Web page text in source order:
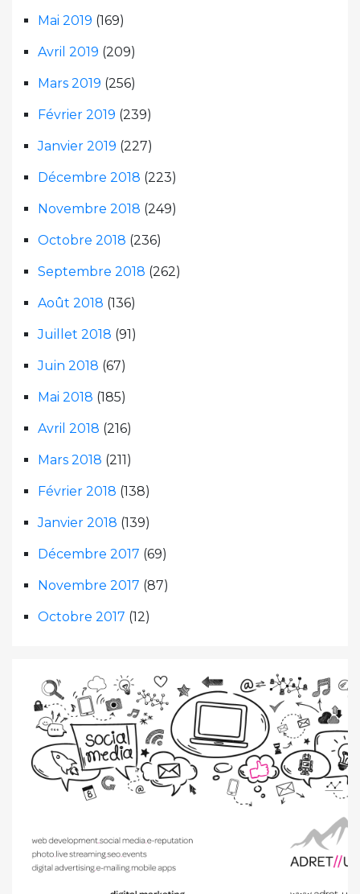
Mai 2019 (169)
Avril 2019 (209)
Mars 2019 (256)
Février 2019 (239)
Janvier 2019 (227)
Décembre 2018 (223)
Novembre 2018 (249)
Octobre 2018 (236)
Septembre 2018 (262)
Août 2018 (136)
Juillet 2018 (91)
Juin 2018 (67)
Mai 2018 (185)
Avril 2018 (216)
Mars 2018 (211)
Février 2018 (138)
Janvier 2018 (139)
Décembre 2017 (69)
Novembre 2017 (87)
Octobre 2017 (12)